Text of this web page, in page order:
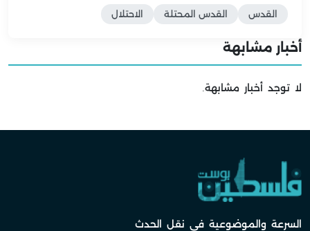
القدس القدس المحتلة الاحتلال
أخبار مشابهة
لا توجد أخبار مشابهة.
السرعة والموضوعية في نقل الحدث